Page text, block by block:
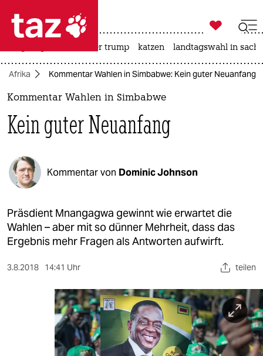
 taz zahl ich
taz zahl ich
politik
öko
gesellschaft
kultur
sport
berlin
wahrheit

taz zahl ich
usa unter trump katzen landtagswahl in
Afrika Kommentar Wahlen in Simbabwe: Kein guter Neuanfang
Kommentar Wahlen in Simbabwe
Kein guter Neuanfang
Kommentar von Dominic Johnson
Präsdient Mnangagwa gewinnt wie erwartet die
Wahlen – aber mit so dünner Mehrheit, dass das
Ergebnis mehr Fragen als Antworten aufwirft.
3.8.2018 14:41 Uhr teilen